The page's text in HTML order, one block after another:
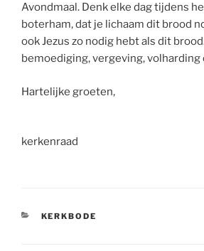
Avondmaal. Denk elke dag tijdens
boterham, dat je lichaam dit brood
ook Jezus zo nodig hebt als dit
bemoediging, vergeving, volharding
Hartelijke groeten,
kerkenraad
CATEGORIEËN
KERKBODE